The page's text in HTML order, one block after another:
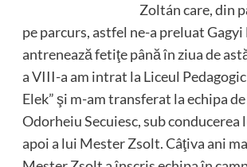
Zoltán care, din
pe parcurs, astfel ne-a preluat Gagyi
antrenează fetiţe până în ziua de
a VIII-a am intrat la Liceul
Elek” şi m-am transferat la echipa
Odorheiu Secuiesc, sub conducerea
apoi a lui Mester Zsolt. Câţiva ani